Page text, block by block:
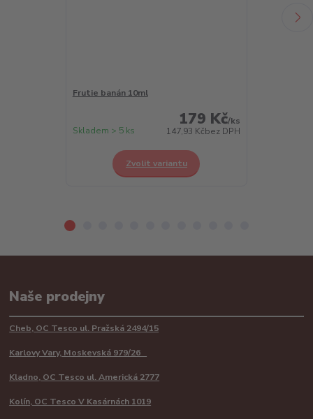
Frutie banán 10ml
179 Kč/ks
147,93 Kčbez DPH
Skladem > 5 ks
Zvolit variantu
Naše prodejny
Cheb, OC Tesco ul. Pražská 2494/15
Karlovy Vary, Moskevská 979/26
Kladno, OC Tesco ul. Americká 2777
Kolín, OC Tesco V Kasárnách 1019